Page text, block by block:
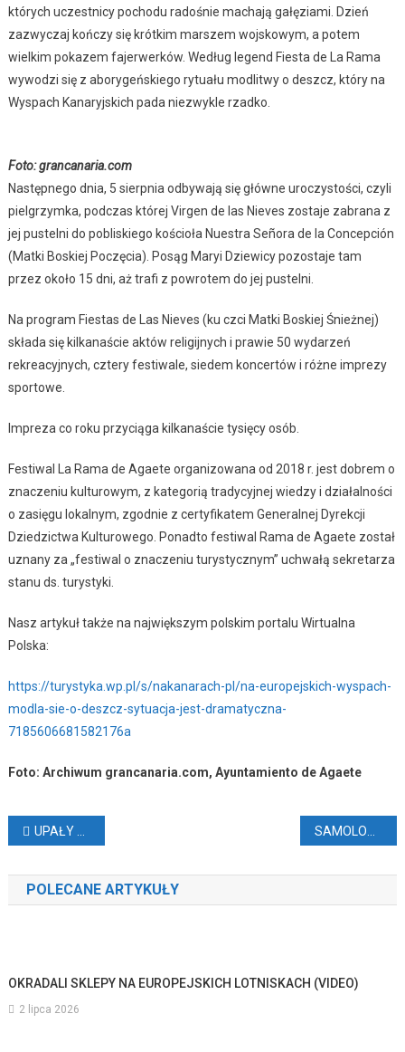
których uczestnicy pochodu radośnie machają gałęziami. Dzień
zazwyczaj kończy się krótkim marszem wojskowym, a potem
wielkim pokazem fajerwerków. Według legend Fiesta de La Rama
wywodzi się z aborygeńskiego rytuału modlitwy o deszcz, który na
Wyspach Kanaryjskich pada niezwykle rzadko.
Foto: grancanaria.com
Następnego dnia, 5 sierpnia odbywają się główne uroczystości, czyli
pielgrzymka, podczas której Virgen de las Nieves zostaje zabrana z
jej pustelni do pobliskiego kościoła Nuestra Señora de la Concepción
(Matki Boskiej Poczęcia). Posąg Maryi Dziewicy pozostaje tam
przez około 15 dni, aż trafi z powrotem do jej pustelni.
Na program Fiestas de Las Nieves (ku czci Matki Boskiej Śnieżnej)
składa się kilkanaście aktów religijnych i prawie 50 wydarzeń
rekreacyjnych, cztery festiwale, siedem koncertów i różne imprezy
sportowe.
Impreza co roku przyciąga kilkanaście tysięcy osób.
Festiwal La Rama de Agaete organizowana od 2018 r. jest dobrem o
znaczeniu kulturowym, z kategorią tradycyjnej wiedzy i działalności
o zasięgu lokalnym, zgodnie z certyfikatem Generalnej Dyrekcji
Dziedzictwa Kulturowego. Ponadto festiwal Rama de Agaete został
uznany za „festiwal o znaczeniu turystycznym” uchwałą sekretarza
stanu ds. turystyki.
Nasz artykuł także na największym polskim portalu Wirtualna
Polska:
https://turystyka.wp.pl/s/nakanarach-pl/na-europejskich-wyspach-
modla-sie-o-deszcz-sytuacja-jest-dramatyczna-
7185606681582176a
Foto: Archiwum grancanaria.com, Ayuntamiento de Agaete
Nawigacja
wpisu
UPAŁY WRACAJĄ NA KANARY
POLECANE ARTYKUŁY
OKRADALI SKLEPY NA EUROPEJSKICH LOTNISKACH (VIDEO)
2 lipca 2026